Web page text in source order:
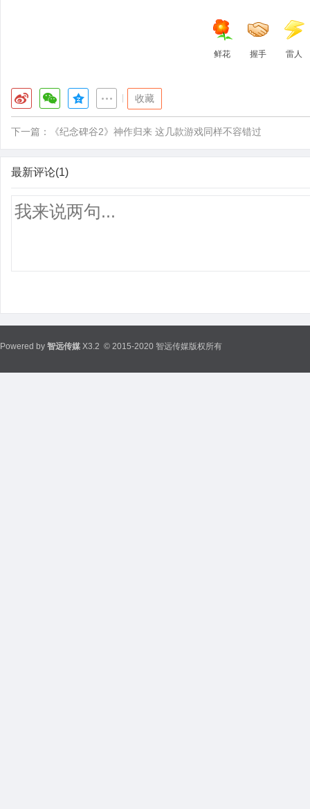
鲜花 握手 雷人
收藏
下一篇： 《纪念碑谷2》神作归来 这几款游戏同样不容错过
最新评论(1)
Powered by 智远传媒 X3.2 © 2015-2020 智远传媒版权所有